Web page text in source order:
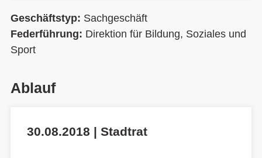
Geschäftstyp: Sachgeschäft
Federführung: Direktion für Bildung, Soziales und
Sport
Ablauf
30.08.2018 | Stadtrat